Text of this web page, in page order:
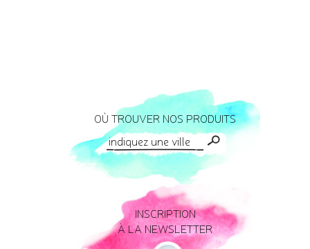
OÙ TROUVER NOS PRODUITS
INSCRIPTION
À LA NEWSLETTER